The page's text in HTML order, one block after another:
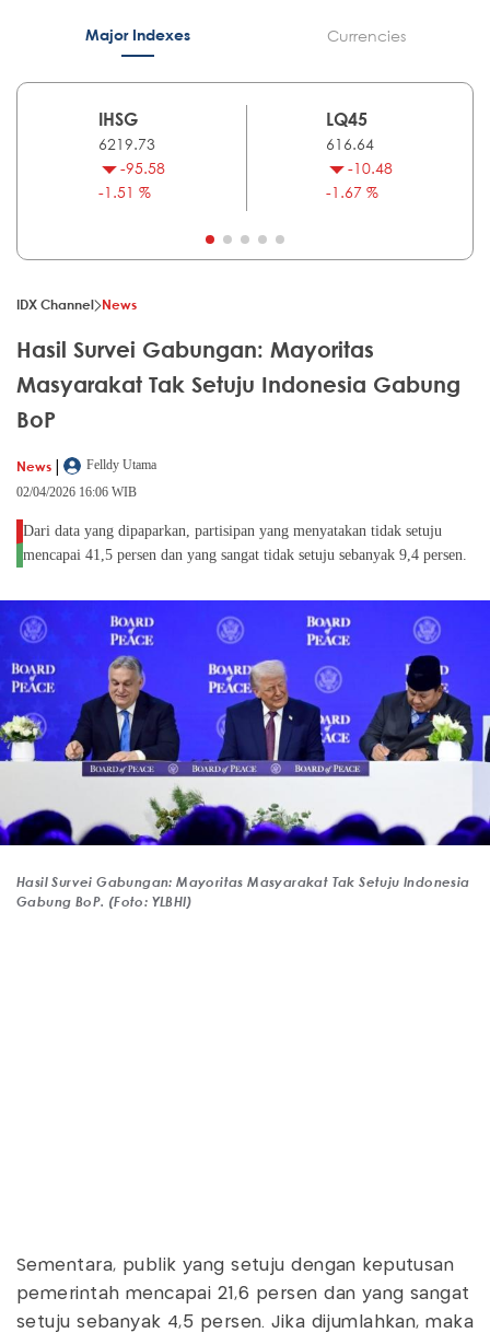
Major Indexes Currencies
IHSG
6219.73
-95.58
-1.51 %
LQ45
616.64
-10.48
-1.67 %
IDX Channel News
Hasil Survei Gabungan: Mayoritas
Masyarakat Tak Setuju Indonesia Gabung
BoP
News |
Felldy Utama
02/04/2026 16:06 WIB
Dari data yang dipaparkan, partisipan yang menyatakan tidak setuju
mencapai 41,5 persen dan yang sangat tidak setuju sebanyak 9,4 persen.
Hasil Survei Gabungan: Mayoritas Masyarakat Tak Setuju Indonesia
Gabung BoP. (Foto: YLBHI)
Sementara, publik yang setuju dengan keputusan
pemerintah mencapai 21,6 persen dan yang sangat
setuju sebanyak 4,5 persen. Jika dijumlahkan, maka